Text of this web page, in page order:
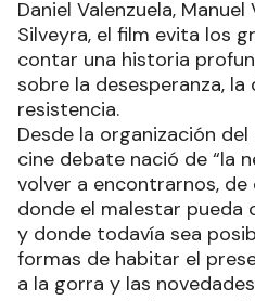
Daniel Valenzuela,
Silveyra, el film evita los
contar una historia
sobre la desesperanza, la
resistencia.
Desde la organización
cine debate nació de “la
volver a encontrarnos,
donde el malestar
y donde todavía sea
formas de habitar el
a la gorra y las